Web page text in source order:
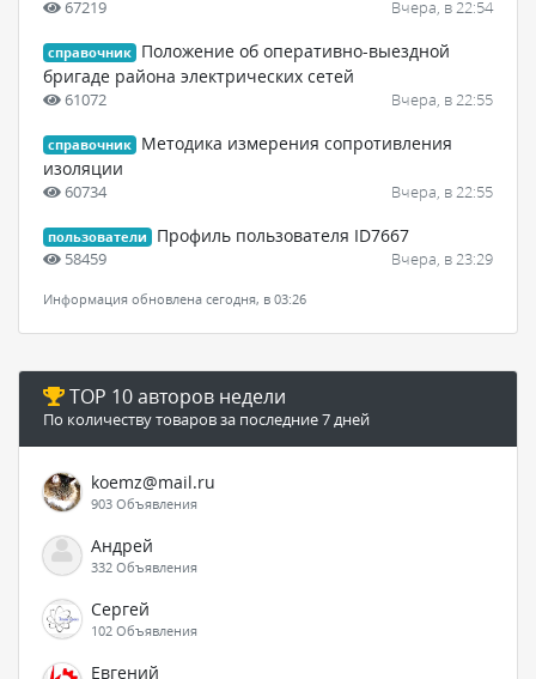
67219 Вчера, в 22:54
справочник
Положение об оперативно-выездной
бригаде района электрических сетей
61072 Вчера, в 22:55
справочник
Методика измерения сопротивления
изоляции
60734 Вчера, в 22:55
пользователи Профиль пользователя ID7667
58459 Вчера, в 23:29
Информация обновлена сегодня, в 03:26
TOP 10 авторов недели
По количеству товаров за последние 7 дней
koemz@mail.ru
903 Объявления
Андрей
332 Объявления
Сергей
102 Объявления
Евгений